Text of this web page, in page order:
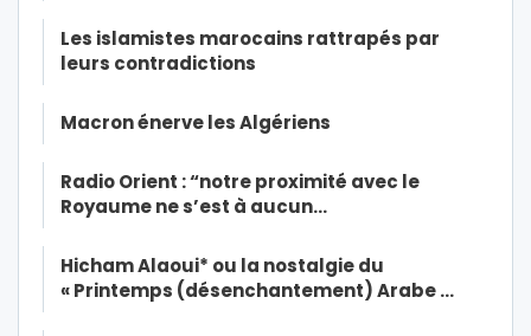
Les islamistes marocains rattrapés par
leurs contradictions
Macron énerve les Algériens
Radio Orient : “notre proximité avec le
Royaume ne s’est à aucun…
Hicham Alaoui* ou la nostalgie du
« Printemps (désenchantement) Arabe …